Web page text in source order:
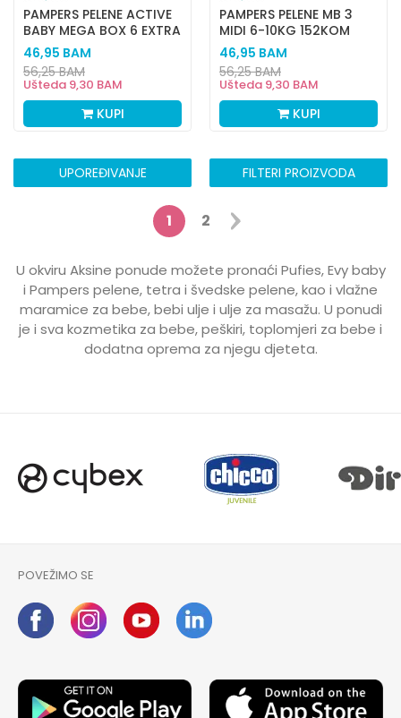
PAMPERS PELENE ACTIVE
BABY MEGA BOX 6 EXTRA
LARGE 13-18KG 96KOM
46,95 BAM
Ušteda 9,30 BAM
56,25BAM
KUPI
PAMPERS PELENE MB 3
MIDI 6-10KG 152KOM
46,95 BAM
Ušteda 9,30 BAM
56,25BAM
KUPI
UPOREĐIVANJE FILTERI PROIZVODA
1 2
U okviru Aksine ponude možete pronaći Pufies, Evy baby
i Pampers pelene, tetra i švedske pelene, kao i vlažne
maramice za bebe, bebi ulje i ulje za masažu. U ponudi
je i sva kozmetika za bebe, peškiri, toplomjeri za bebe i
dodatna oprema za njegu djeteta.
POVEŽIMO SE